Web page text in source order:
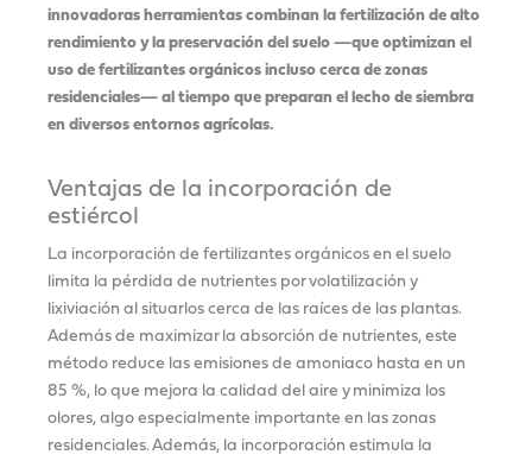
innovadoras herramientas combinan la fertilización de alto
rendimiento y la preservación del suelo —que optimizan el
uso de fertilizantes orgánicos incluso cerca de zonas
residenciales— al tiempo que preparan el lecho de siembra
en diversos entornos agrícolas.
Ventajas de la incorporación de
estiércol
La incorporación de fertilizantes orgánicos en el suelo
limita la pérdida de nutrientes por volatilización y
lixiviación al situarlos cerca de las raíces de las plantas.
Además de maximizar la absorción de nutrientes, este
método reduce las emisiones de amoniaco hasta en un
85 %, lo que mejora la calidad del aire y minimiza los
olores, algo especialmente importante en las zonas
residenciales. Además, la incorporación estimula la